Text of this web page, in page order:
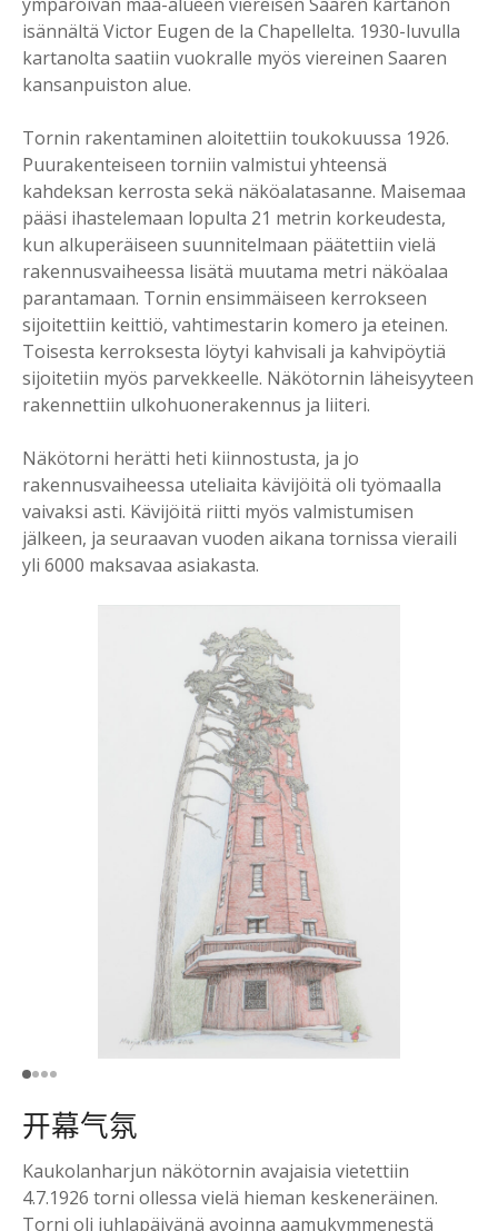
isännältä Victor Eugen de la Chapellelta. 1930-luvulla
kartanolta saatiin vuokralle myös viereinen Saaren
kansanpuiston alue.
Tornin rakentaminen aloitettiin toukokuussa 1926.
Puurakenteiseen torniin valmistui yhteensä
kahdeksan kerrosta sekä näköalatasanne. Maisemaa
pääsi ihastelemaan lopulta 21 metrin korkeudesta,
kun alkuperäiseen suunnitelmaan päätettiin vielä
rakennusvaiheessa lisätä muutama metri näköalaa
parantamaan. Tornin ensimmäiseen kerrokseen
sijoitettiin keittiö, vahtimestarin komero ja eteinen.
Toisesta kerroksesta löytyi kahvisali ja kahvipöytiä
sijoitetiin myös parvekkeelle. Näkötornin läheisyyteen
rakennettiin ulkohuonerakennus ja liiteri.
Näkötorni herätti heti kiinnostusta, ja jo
rakennusvaiheessa uteliaita kävijöitä oli työmaalla
vaivaksi asti. Kävijöitä riitti myös valmistumisen
jälkeen, ja seuraavan vuoden aikana tornissa vieraili
yli 6000 maksavaa asiakasta.
开幕气氛
Kaukolanharjun näkötornin avajaisia vietettiin
4.7.1926 torni ollessa vielä hieman keskeneräinen.
Torni oli juhlapäivänä avoinna aamukymmenestä